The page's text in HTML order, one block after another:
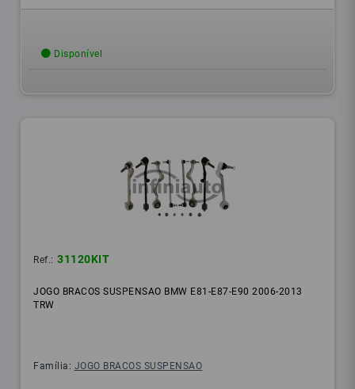
Disponível
Ref.: 31120KIT
JOGO BRACOS SUSPENSAO BMW E81-E87-E90 2006-2013
TRW
Família: JOGO BRACOS SUSPENSAO